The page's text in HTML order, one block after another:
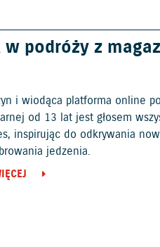
w podróży z
i wiodąca platforma online
od 13 lat jest głosem
inspirując do odkrywania
jedzenia.